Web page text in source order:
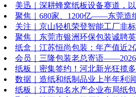
美迅｜深耕蜂窝纸板设备赛道，
聚焦｜680家、1200亿——东莞造
关注｜京山轻机荣登智能工厂非
聚焦｜东莞市银洲环保包装诚聘
纸盒｜江苏恒尚包装：年产值近2
会员｜三隆包装老总寄语
纸板｜密集签约！河北新光狂揽
数据｜造纸和纸制品业上半年利
纸板｜江苏知名水产企业布局纸包